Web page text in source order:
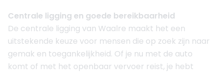
Centrale ligging en goede bereikbaarheid
De centrale ligging van Waalre maakt het een
uitstekende keuze voor mensen die op zoek zijn naar
gemak en toegankelijkheid. Of je nu met de auto
komt of met het openbaar vervoer reist, je hebt